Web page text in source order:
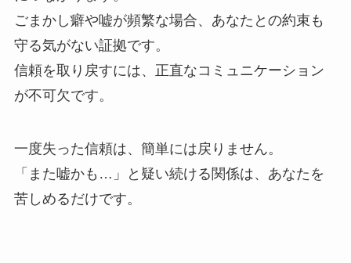
ごまかし癖や嘘が頻繁な場合、あなたとの約束も
守る気がない証拠です。
信頼を取り戻すには、正直なコミュニケーション
が不可欠です。
一度失った信頼は、簡単には戻りません。
「また嘘かも…」と疑い続ける関係は、あなたを
苦しめるだけです。